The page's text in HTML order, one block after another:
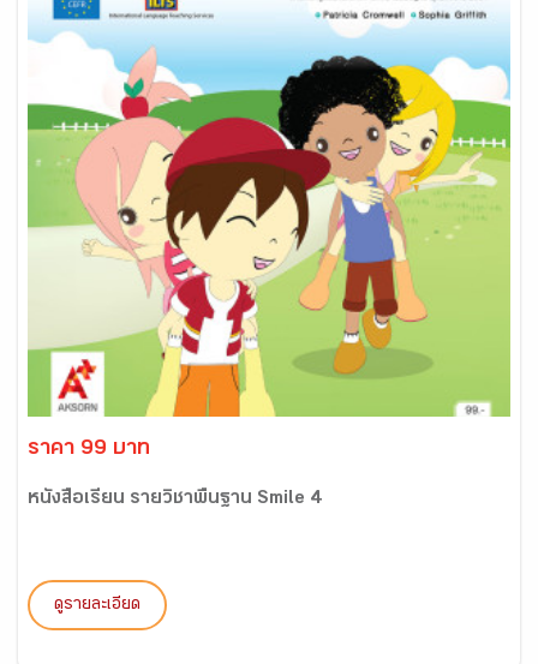
ราคา 99 บาท
หนังสือเรียน รายวิชาพื้นฐาน Smile 4
ดูรายละเอียด